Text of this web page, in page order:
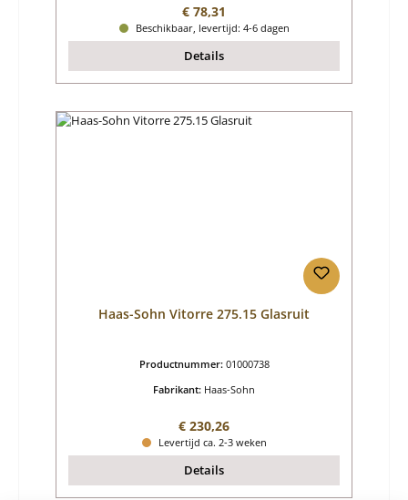
Normale prijs:
€ 78,31
Beschikbaar, levertijd: 4-6 dagen
Details
Haas-Sohn Vitorre 275.15 Glasruit
Productnummer: 01000738
Fabrikant: Haas-Sohn
Normale prijs:
€ 230,26
Levertijd ca. 2-3 weken
Details